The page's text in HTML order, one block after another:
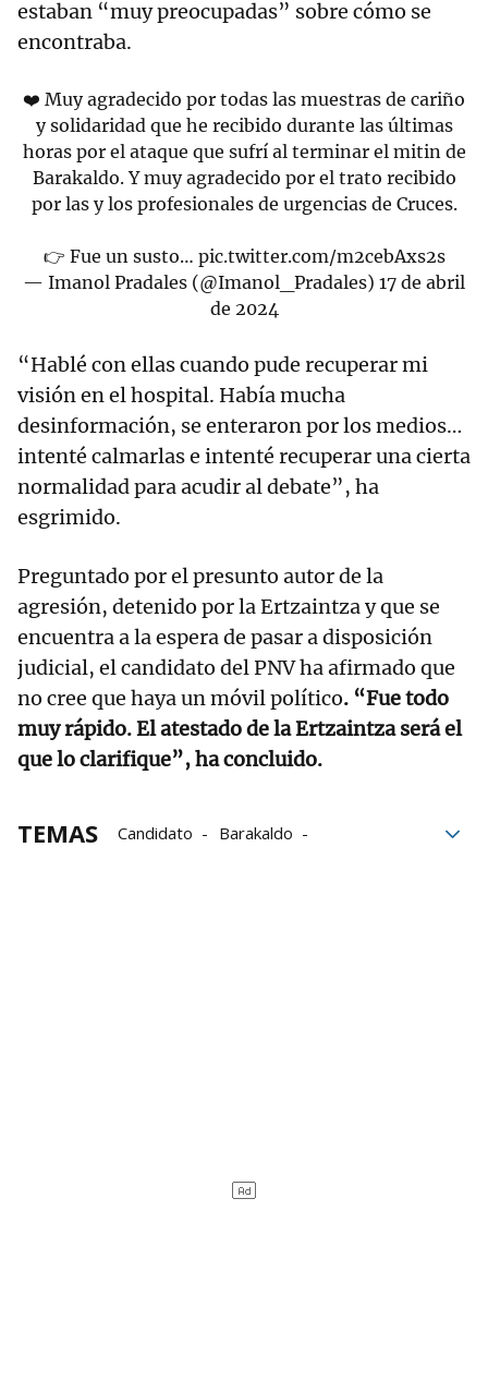
estaban “muy preocupadas” sobre cómo se
encontraba.
❤️ Muy agradecido por todas las muestras de cariño
y solidaridad que he recibido durante las últimas
horas por el ataque que sufrí al terminar el mitin de
Barakaldo. Y muy agradecido por el trato recibido
por las y los profesionales de urgencias de Cruces.
👉 Fue un susto… pic.twitter.com/m2cebAxs2s
— Imanol Pradales (@Imanol_Pradales) 17 de abril
de 2024
“Hablé con ellas cuando pude recuperar mi
visión en el hospital. Había mucha
desinformación, se enteraron por los medios…
intenté calmarlas e intenté recuperar una cierta
normalidad para acudir al debate”, ha
esgrimido.
Preguntado por el presunto autor de la
agresión, detenido por la Ertzaintza y que se
encuentra a la espera de pasar a disposición
judicial, el candidato del PNV ha afirmado que
no cree que haya un móvil político. “Fue todo
muy rápido. El atestado de la Ertzaintza será el
que lo clarifique”, ha concluido.
TEMAS Candidato
Barakaldo